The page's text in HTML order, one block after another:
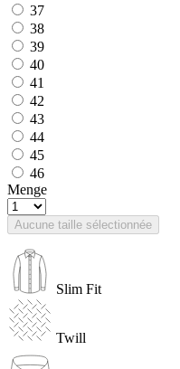
37
38
39
40
41
42
43
44
45
46
Menge
Aucune taille sélectionnée
Slim Fit
Twill